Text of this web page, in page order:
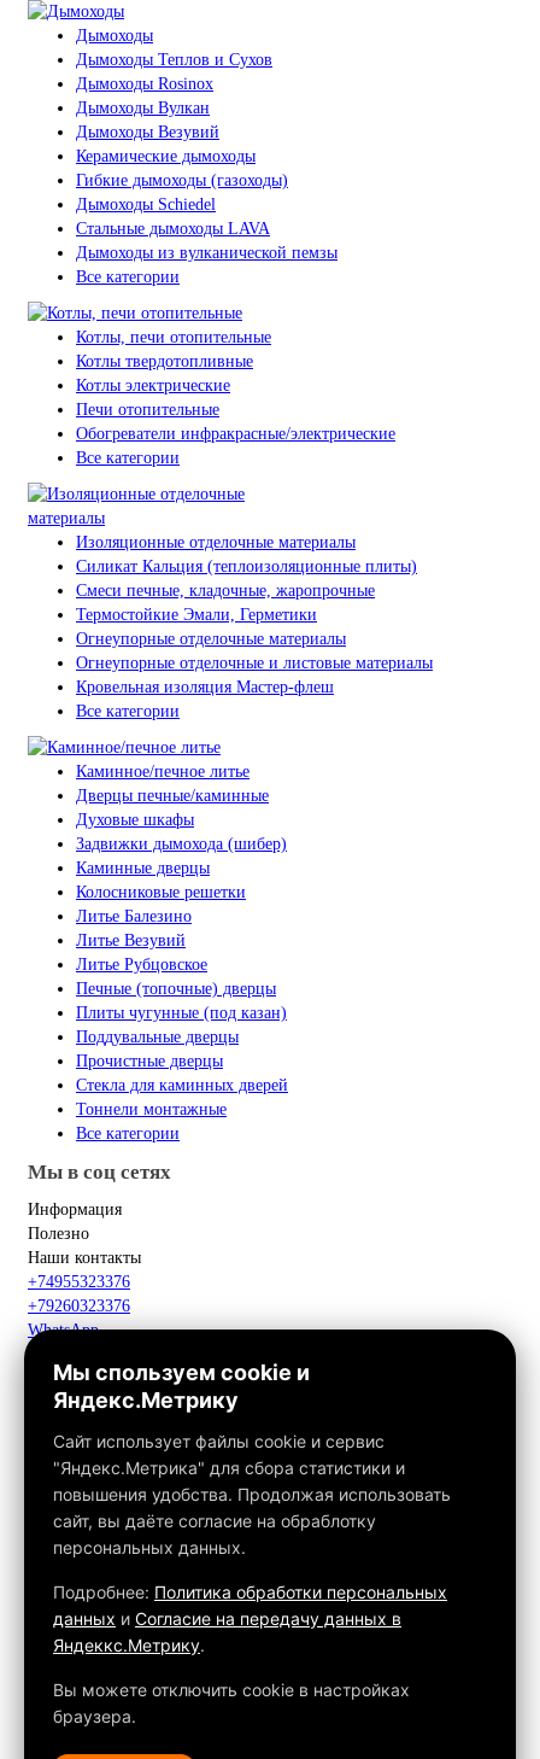
Дымоходы
Дымоходы Теплов и Сухов
Дымоходы Rosinox
Дымоходы Вулкан
Дымоходы Везувий
Керамические дымоходы
Гибкие дымоходы (газоходы)
Дымоходы Schiedel
Стальные дымоходы LAVA
Дымоходы из вулканической пемзы
Все категории
Котлы, печи отопительные
Котлы твердотопливные
Котлы электрические
Печи отопительные
Обогреватели инфракрасные/электрические
Все категории
Изоляционные отделочные материалы
Силикат Кальция (теплоизоляционные плиты)
Смеси печные, кладочные, жаропрочные
Термостойкие Эмали, Герметики
Огнеупорные отделочные материалы
Огнеупорные отделочные и листовые материалы
Кровельная изоляция Мастер-флеш
Все категории
Каминное/печное литье
Дверцы печные/каминные
Духовые шкафы
Задвижки дымохода (шибер)
Каминные дверцы
Колосниковые решетки
Литье Балезино
Литье Везувий
Литье Рубцовское
Печные (топочные) дверцы
Плиты чугунные (под казан)
Поддувальные дверцы
Прочистные дверцы
Стекла для каминных дверей
Тоннели монтажные
Все категории
Мы в соц сетях
Информация
Полезно
Наши контакты
+74955323376
+79260323376
WhatsApp
Макс
info@fox-kamin.ru
Наш адрес
Московская область, г. Павловский Посад, дер. Фатеево, д. 3П,
офис 113
Работаем с 10:00 до 18:00
Связаться с нами
Обращаем ваше внимание на то, что данный интернет-сайт, а
также вся информация о товарах и ценах, предоставленная на
нём, носит исключительно информационный характер и ни при
каких условиях не является публичной офертой, определяемой
положениями Статьи 437 ГК РФ.
Мы спользуем cookie и
Яндекс.Метрику
Сайт использует файлы cookie и сервис
"Яндекс.Метрика" для сбора статистики и
повышения удобства. Продолжая использовать
сайт, вы даёте согласие на обраблотку
персональных данных.
Подробнее: Политика обработки персональных
данных и Согласие на передачу данных в
Яндеккс.Метрику.
Вы можете отключить cookie в настройках
браузера.